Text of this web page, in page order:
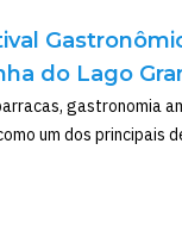
do Lago
gastronomia
um dos principais